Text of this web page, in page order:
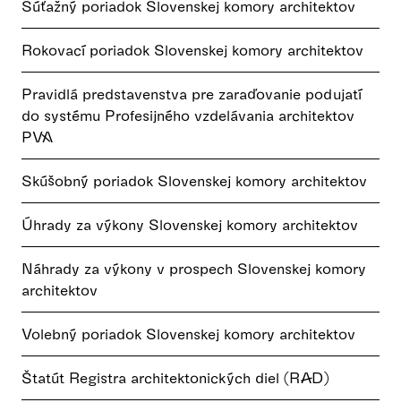
Súťažný poriadok Slovenskej komory architektov
Rokovací poriadok Slovenskej komory architektov
Pravidlá predstavenstva pre zaraďovanie podujatí
do systému Profesijného vzdelávania architektov
PVA
Skúšobný poriadok Slovenskej komory architektov
Úhrady za výkony Slovenskej komory architektov
Náhrady za výkony v prospech Slovenskej komory
architektov
Volebný poriadok Slovenskej komory architektov
Štatút Registra architektonických diel (RAD)